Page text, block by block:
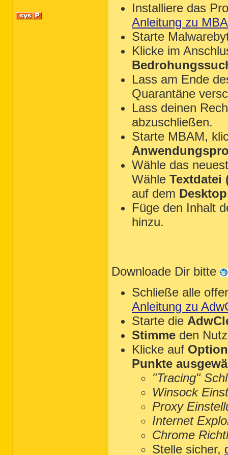
Installiere das
Anleitung zu
Starte
Klicke im
Lass am Ende
Quarantäne
Lass deinen
abzuschließen.
Starte MBAM,
Wähle das
Wähle Textdatei
auf dem Desktop
Füge den Inhalt
hinzu.
Downloade Dir bitte
Schließe alle
Anleitung zu
Starte die
Stimme den
Klicke auf
Punkte
"Tracing"
Winsock
Proxy
Internet
Chrome
Stelle sicher,